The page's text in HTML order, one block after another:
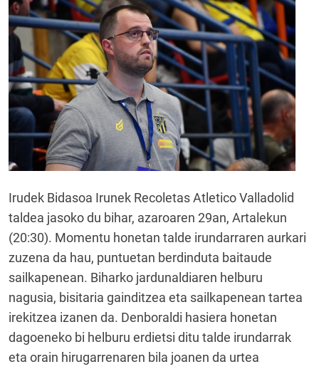
Irudek Bidasoa Irunek Recoletas Atletico Valladolid
taldea jasoko du bihar, azaroaren 29an, Artalekun
(20:30). Momentu honetan talde irundarraren aurkari
zuzena da hau, puntuetan berdinduta baitaude
sailkapenean. Biharko jardunaldiaren helburu
nagusia, bisitaria gainditzea eta sailkapenean tartea
irekitzea izanen da. Denboraldi hasiera honetan
dagoeneko bi helburu erdietsi ditu talde irundarrak
eta orain hirugarrenaren bila joanen da urtea